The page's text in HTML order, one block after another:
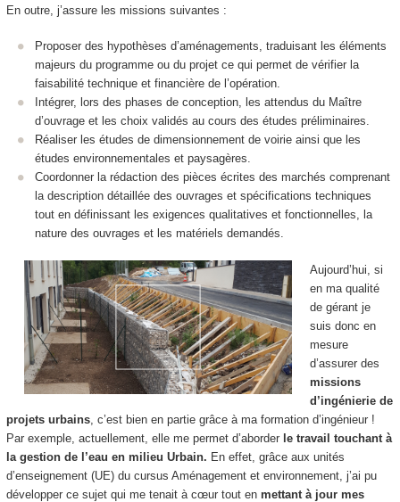
En outre, j’assure les missions suivantes :
Proposer des hypothèses d’aménagements, traduisant les éléments
majeurs du programme ou du projet ce qui permet de vérifier la
faisabilité technique et financière de l’opération.
Intégrer, lors des phases de conception, les attendus du Maître
d’ouvrage et les choix validés au cours des études préliminaires.
Réaliser les études de dimensionnement de voirie ainsi que les
études environnementales et paysagères.
Coordonner la rédaction des pièces écrites des marchés comprenant
la description détaillée des ouvrages et spécifications techniques
tout en définissant les exigences qualitatives et fonctionnelles, la
nature des ouvrages et les matériels demandés.
Aujourd’hui, si
en ma qualité
de gérant je
suis donc en
mesure
d’assurer des
missions
d’ingénierie de
projets urbains, c’est bien en partie grâce à ma formation d’ingénieur !
Par exemple, actuellement, elle me permet d’aborder le travail touchant à
la gestion de l’eau en milieu Urbain. En effet, grâce aux unités
d’enseignement (UE) du cursus Aménagement et environnement, j’ai pu
développer ce sujet qui me tenait à cœur tout en mettant à jour mes